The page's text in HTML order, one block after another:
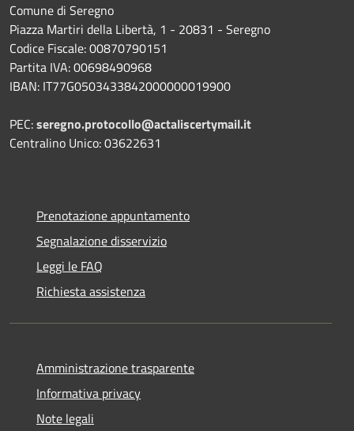
Comune di Seregno
Piazza Martiri della Libertà, 1 - 20831 - Seregno
Codice Fiscale: 00870790151
Partita IVA: 00698490968
IBAN: IT77G0503433842000000019900
PEC:seregno.protocollo@actaliscertymail.it
Centralino Unico: 03622631
Prenotazione appuntamento
Segnalazione disservizio
Leggi le FAQ
Richiesta assistenza
Amministrazione trasparente
Informativa privacy
Note legali